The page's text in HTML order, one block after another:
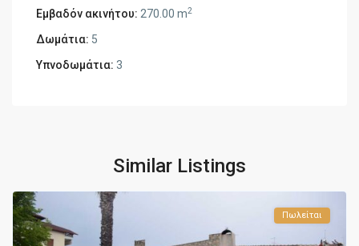
Εμβαδόν ακινήτου: 270.00 m2
Δωμάτια: 5
Υπνοδωμάτια: 3
Similar Listings
Πωλείται